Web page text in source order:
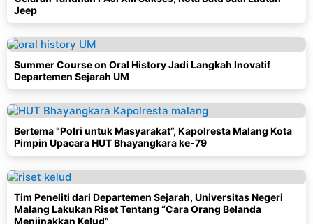
Jeep
Summer Course on Oral History Jadi Langkah Inovatif
Departemen Sejarah UM
Bertema “Polri untuk Masyarakat”, Kapolresta Malang Kota
Pimpin Upacara HUT Bhayangkara ke-79
Tim Peneliti dari Departemen Sejarah, Universitas Negeri
Malang Lakukan Riset Tentang “Cara Orang Belanda
Menjinakkan Kelud”